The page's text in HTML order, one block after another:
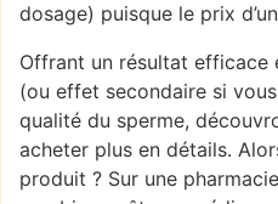
dosage) puisque le prix
Offrant un résultat efficace
(ou effet secondaire si
qualité du sperme,
acheter plus en détails.
produit ? Sur une